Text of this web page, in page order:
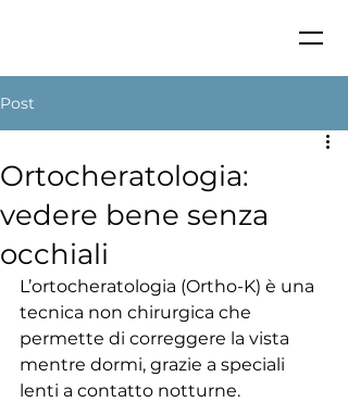
Post
Ortocheratologia:
vedere bene senza
occhiali
L’ortocheratologia (Ortho-K) è una
tecnica non chirurgica che
permette di correggere la vista
mentre dormi, grazie a speciali
lenti a contatto notturne.